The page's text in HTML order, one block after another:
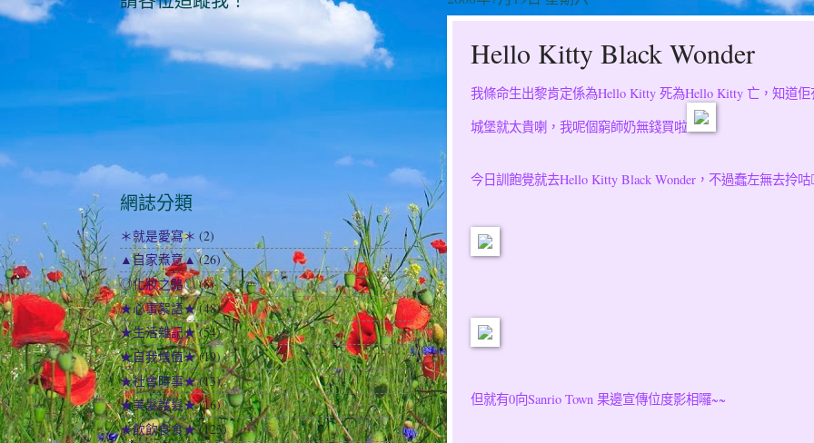
Hello Kitty Black Wonder
我條命生出黎肯定係為Hello Kitty 死為Hello Kitty 亡，知道
城堡就太貴喇，我呢個窮師奶無錢買啦
今日訓飽覺就去Hello Kitty Black Wonder，不過蠢左無去拎
但就有0向Sanrio Town 果邊宣傳位度影相囉~~
網誌分類
＊就是愛寫＊ (2)
▲自家煮意▲(26)
◎化妝之路◎(8)
★心事絮語★(48)
★生活雜記★(54)
★自我增值★(19)
★社會時事★(13)
★美髮護髮★(16)
★飲飲食食★(123)